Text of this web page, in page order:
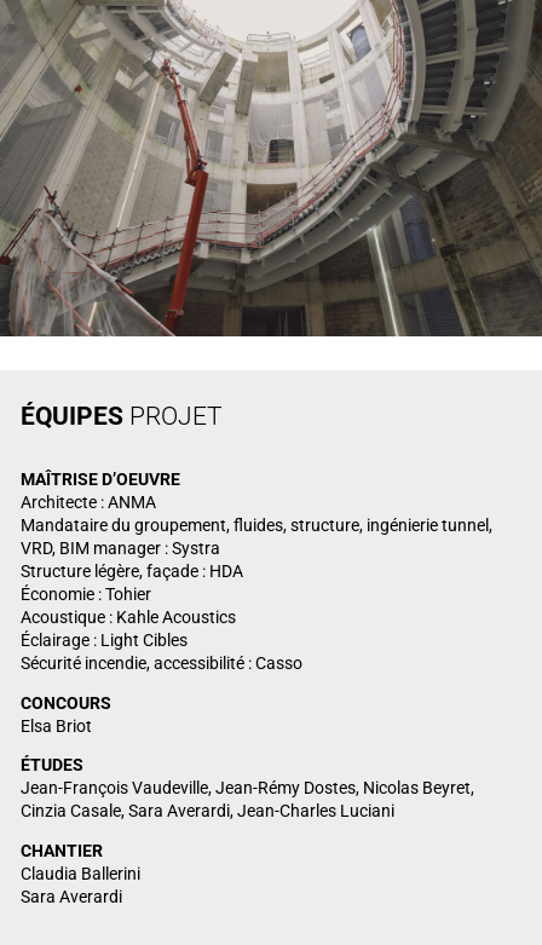
ÉQUIPESPROJET
MAÎTRISED’OEUVRE
Architecte : ANMA
Mandataire du groupement, fluides, structure, ingénierie tunnel,
VRD, BIM manager : Systra
Structure légère, façade : HDA
Économie : Tohier
Acoustique : Kahle Acoustics
Éclairage : Light Cibles
Sécurité incendie, accessibilité : Casso
CONCOURS
Elsa Briot
ÉTUDES
Jean-François Vaudeville, Jean-Rémy Dostes, Nicolas Beyret,
Cinzia Casale, Sara Averardi, Jean-Charles Luciani
CHANTIER
Claudia Ballerini
Sara Averardi